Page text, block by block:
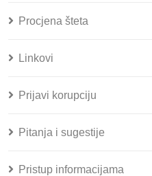
Procjena šteta
Linkovi
Prijavi korupciju
Pitanja i sugestije
Pristup informacijama